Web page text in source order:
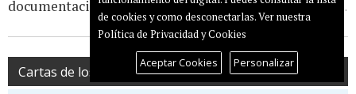
documentación esencial. La alcaldesa y el [...]Leer más...
Cartas de los lectores
de cookies y como desconectarlas.Ver nuestra
Política de Privacidad y Cookies
Aceptar Cookies Personalizar